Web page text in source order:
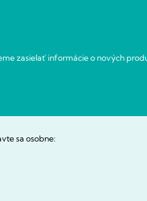
zasielať informácie o nových
sa osobne: